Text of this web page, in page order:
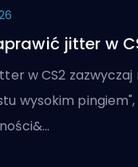
jitter w
w CS2 zazwyczaj
wysokim pingiem",